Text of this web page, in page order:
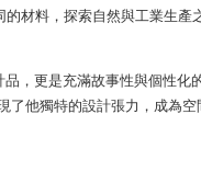
材料，探索自然與工業生產
，更是充滿故事性與個性化
他獨特的設計張力，成為空